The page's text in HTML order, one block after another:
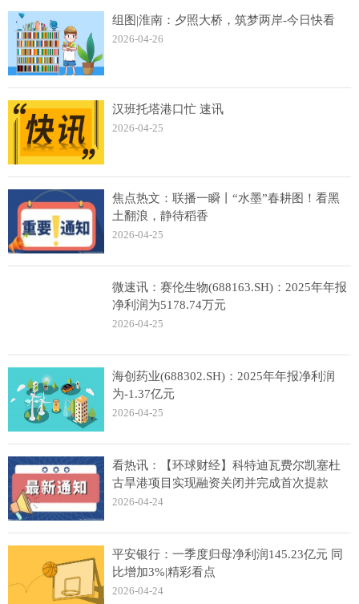
组图|淮南：夕照大桥，筑梦两岸-今日快看
2026-04-26
汉班托塔港口忙 速讯
2026-04-25
焦点热文：联播一瞬丨“水墨”春耕图！看黑
土翻浪，静待稻香
2026-04-25
微速讯：赛伦生物(688163.SH)：2025年年报
净利润为5178.74万元
2026-04-25
海创药业(688302.SH)：2025年年报净利润
为-1.37亿元
2026-04-25
看热讯：【环球财经】科特迪瓦费尔凯塞杜
古旱港项目实现融资关闭并完成首次提款
2026-04-24
平安银行：一季度归母净利润145.23亿元 同
比增加3%|精彩看点
2026-04-24